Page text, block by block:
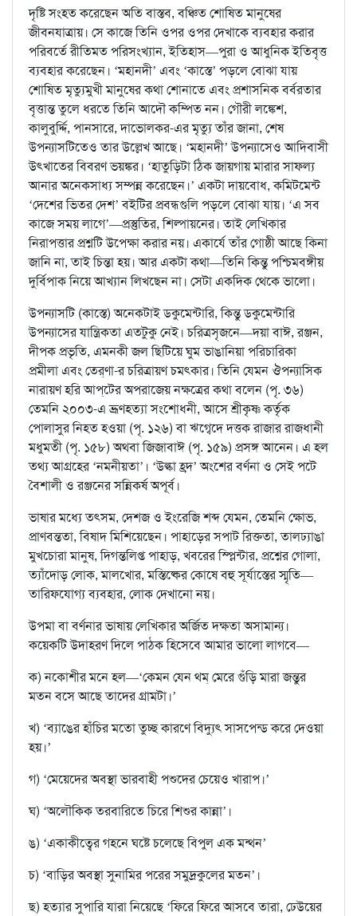
দৃষ্টি সংহত করেছেন অতি বাস্তব, বঞ্চিত শোষিত মানুষের
জীবনযাত্রায়। সে কাজে তিনি ওপর ওপর দেখাকে ব্যবহার করার
পরিবর্তে রীতিমত পরিসংখ্যান, ইতিহাস—পুরা ও আধুনিক ইতিবৃত্ত
ব্যবহার করেছেন। ‘মহানদী’ এবং ‘কাস্তে’ পড়লে বোঝা যায়
শোষিত মৃত্যুমুখী মানুষের কথা শোনাতে এবং প্রশাসনিক বর্বরতার
বৃত্তান্ত তুলে ধরতে তিনি আদৌ কম্পিত নন। গৌরী লঙ্কেশ,
কালুবুর্দ্দি, পানসারে, দাভোলকর-এর মৃত্যু তাঁর জানা, শেষ
উপন্যাসটিতেও তার উল্লেখ আছে। ‘মহানদী’ উপন্যাসেও আদিবাসী
উৎখাতের বিবরণ ভয়ঙ্কর। ‘হাতুড়িটা ঠিক জায়গায় মারার সাফল্য
আনার অনেকসাধ্য সম্পন্ন করেছেন।’ একটা দায়বোধ, কমিটমেন্ট
‘দেশের ভিতর দেশ’ বইটির প্রবন্ধগুলি পড়লে বোঝা যায়। ‘এ সব
কাজে সময় লাগে’—প্রস্তুতির, শিল্পায়নের। তাই লেখিকার
নিরাপত্তার প্রশ্নটি উপেক্ষা করার নয়। একার্যে তাঁর গোষ্ঠী আছে কিনা
জানি না, তাই চিন্তা হয়। আর একটা কথা—তিনি কিন্তু পশ্চিমবঙ্গীয়
দুর্বিপাক নিয়ে আখ্যান লিখছেন না। সেটা একদিক থেকে ভালো।
উপন্যাসটি (কাস্তে) অনেকটাই ডকুমেন্টারি, কিন্তু ডকুমেন্টারি
উপন্যাসের যান্ত্রিকতা এতটুকু নেই। চরিত্রসৃজনে—দয়া বাঈ, রঞ্জন,
দীপক প্রভৃতি, এমনকী জল ছিটিয়ে ঘুম ভাঙানিয়া পরিচারিকা
প্রমীলা এবং তের্‌ণা-র চরিত্রায়ণ চমৎকার। তিনি যেমন ঔপন্যাসিক
নারায়ণ হরি আপ্‌টের অপরাজেয় নক্ষত্রের কথা বলেন (পৃ. ৩৬)
তেমনি ২০০৩-এ ভ্রূণহত্যা সংশোধনী, আসে শ্রীকৃষ্ণ কর্তৃক
পোলাসুর নিহত হওয়া (পৃ. ১২৬) বা ঋগ্বেদে দত্তক রাজার রাজধানী
মধুমতী (পৃ. ১৫৮) অথবা জিজাবাঈ (পৃ. ১৫৯) প্রসঙ্গ আনেন। এ হল
তথ্য আগ্রহের ‘নমনীয়তা’। ‘উল্কা হ্রদ’ অংশের বর্ণনা ও সেই পটে
বৈশালী ও রঞ্জনের সন্নিকর্ষ অপূর্ব।
ভাষার মধ্যে তৎসম, দেশজ ও ইংরেজি শব্দ যেমন, তেমনি ক্ষোভ,
প্রাণবন্ততা, বিষাদ মিশিয়েছেন। পাহাড়ের সপাট রিক্ততা, তালঢ্যাঙা
মুখচোরা মানুষ, দিগন্তলিপ্ত পাহাড়, খবরের স্প্লিন্টার, প্রশ্নের গোলা,
ত্যাঁদোড় লোক, মালখোর, মস্তিষ্কের কোষে বহু সূর্যাস্তের স্মৃতি—
তারিফযোগ্য ব্যবহার, লোক দেখানো নয়।
উপমা বা বর্ণনার ভাষায় লেখিকার অর্জিত দক্ষতা অসামান্য।
কয়েকটি উদাহরণ দিলে পাঠক হিসেবে আমার ভালো লাগবে—
ক) নকোশীর মনে হল—‘কেমন যেন থম্‌ মেরে গুঁড়ি মারা জন্তুর
মতন বসে আছে তাদের গ্রামটা।’
খ) ‘ব্যাঙের হাঁচির মতো তুচ্ছ কারণে বিদ্যুৎ সাসপেন্ড করে দেওয়া
হয়।’
গ) ‘মেয়েদের অবস্থা ভারবাহী পশুদের চেয়েও খারাপ।’
ঘ) ‘অলৌকিক তরবারিতে চিরে শিশুর কান্না’।
ঙ) ‘একাকীত্বের গহনে ঘষ্টে চলেছে বিপুল এক মন্থন’
চ) ‘বাড়ির অবস্থা সুনামির পরের সমুদ্রকুলের মতন’।
ছ) হত্যার সুপারি যারা নিয়েছে ‘ফিরে ফিরে আসবে তারা, ঢেউয়ের